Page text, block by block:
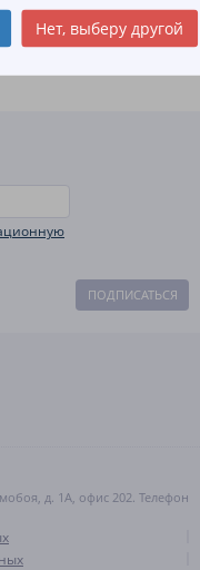
Нет, выберу другой
ПОДПИСАТЬСЯ
д. 1А, офис 202. Телефон